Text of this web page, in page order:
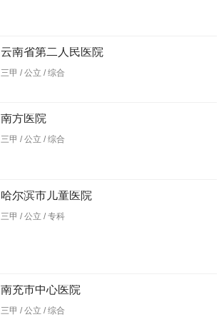
云南省第二人民医院
三甲 / 公立 / 综合
南方医院
三甲 / 公立 / 综合
哈尔滨市儿童医院
三甲 / 公立 / 专科
南充市中心医院
三甲 / 公立 / 综合